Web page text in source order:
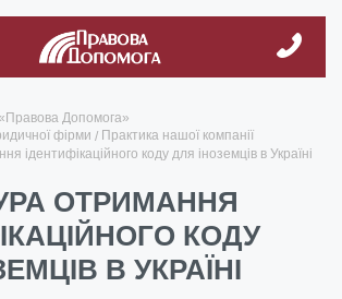
Допомога»
фірми
Практика нашої компанії
ідентифікаційного коду для іноземців в Україні
ОТРИМАННЯ
КОДУ
В УКРАЇНІ